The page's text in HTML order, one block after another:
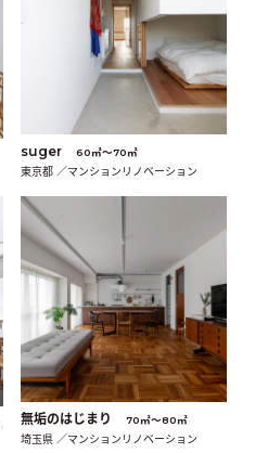
suger 60㎡〜70㎡
東京都 ／マンションリノベーション
無垢のはじまり 70㎡〜80㎡
埼玉県 ／マンションリノベーション